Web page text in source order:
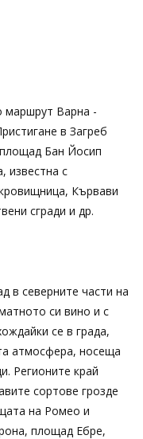
маршрут Варна -
в Загреб
Бан Йосип
известна с
Кървави
сгради и др.
в северните части на
си вино и с
се в града,
атмосфера, носеща
Регионите край
сортове грозде
на Ромео и
площад Ебре,